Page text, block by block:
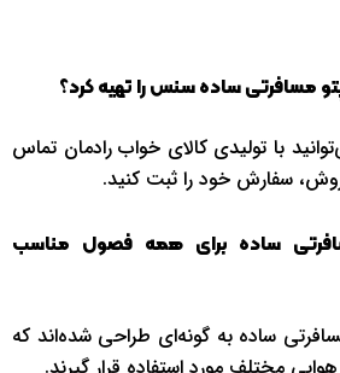
مسافرتی ساده سنس را تهیه کرد؟
با تولیدی کالای خواب رادمان تماس
سفارش خود را ثبت کنید.
ساده برای همه فصول مناسب
ساده به گونه‌ای طراحی شده‌اند که